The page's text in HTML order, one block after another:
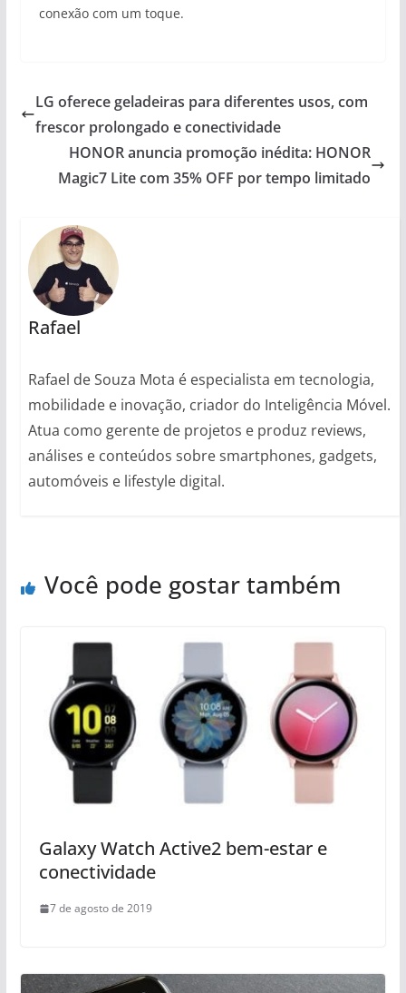
conexão com um toque.
LG oferece geladeiras para diferentes usos, com
frescor prolongado e conectividade
HONOR anuncia promoção inédita: HONOR
Magic7 Lite com 35% OFF por tempo limitado
Rafael
Rafael de Souza Mota é especialista em tecnologia,
mobilidade e inovação, criador do Inteligência Móvel.
Atua como gerente de projetos e produz reviews,
análises e conteúdos sobre smartphones, gadgets,
automóveis e lifestyle digital.
Você pode gostar também
Galaxy Watch Active2 bem-estar e
conectividade
7 de agosto de 2019